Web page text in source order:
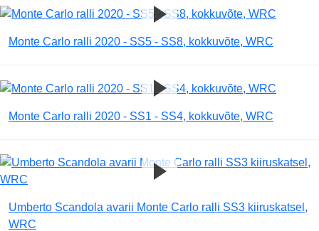
Monte Carlo ralli 2020 - SS5 - SS8, kokkuvõte, WRC
Monte Carlo ralli 2020 - SS1 - SS4, kokkuvõte, WRC
Umberto Scandola avarii Monte Carlo ralli SS3 kiiruskatsel,
WRC